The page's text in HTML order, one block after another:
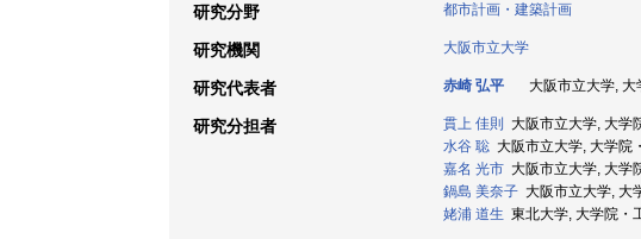
研究分野 都市計画・建築計画
研究機関 大阪市立大学
研究代表者 赤崎 弘平 大阪市立大学,
研究分担者 貫上 佳則
大阪市立大学, 大学
水谷 聡 大阪市立大学, 大学院
嘉名 光市 大阪市立大学, 大学
鍋島 美奈子 大阪市立大学, 大
姥浦 道生 東北大学, 大学院・